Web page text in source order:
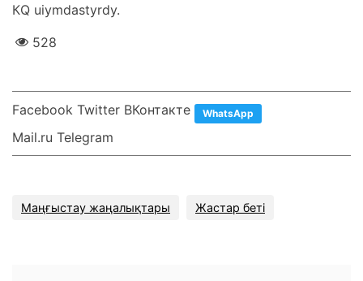
КQ uiymdаstyrdy.
528
Facebook Twitter ВКонтакте WhatsApp
Mail.ru Telegram
Маңғыстау жаңалықтары Жастар беті